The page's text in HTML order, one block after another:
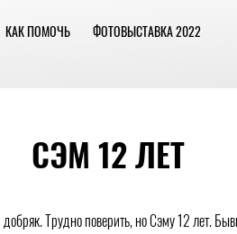
КАК ПОМОЧЬ
ФОТОВЫСТАВКА 2022
СЭМ 12 ЛЕТ
Трудно поверить, но Сэму 12 лет.